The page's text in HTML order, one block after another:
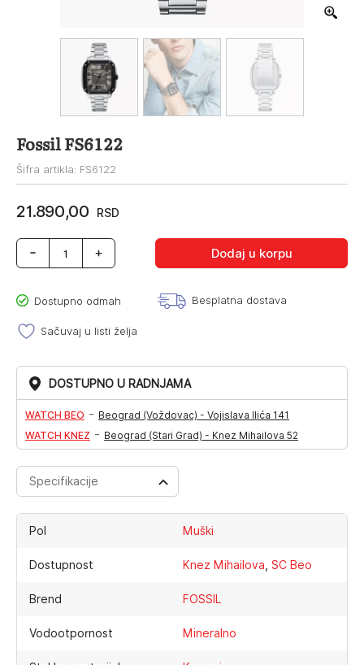
Fossil FS6122
Šifra artikla: FS6122
21.890,00 RSD
Fossil
FS6122
Dodaj u korpu
Dostupno odmah Besplatna dostava
Sačuvaj u listi želja
DOSTUPNO U RADNJAMA
WATCH BEO - Beograd (Voždovac) - Vojislava Ilića 141
WATCH KNEZ - Beograd (Stari Grad) - Knez Mihailova 52
Specifikacije
Pol Muški
Dostupnost Knez Mihailova, SC Beo
Brend FOSSIL
Vodootpornost Mineralno